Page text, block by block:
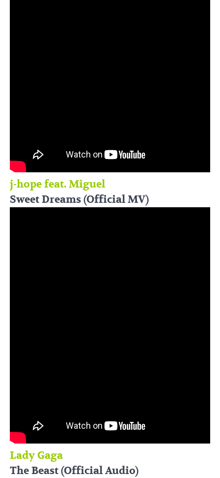
j-hope feat. Miguel
Sweet Dreams (Official MV)
Lady Gaga
The Beast (Official Audio)